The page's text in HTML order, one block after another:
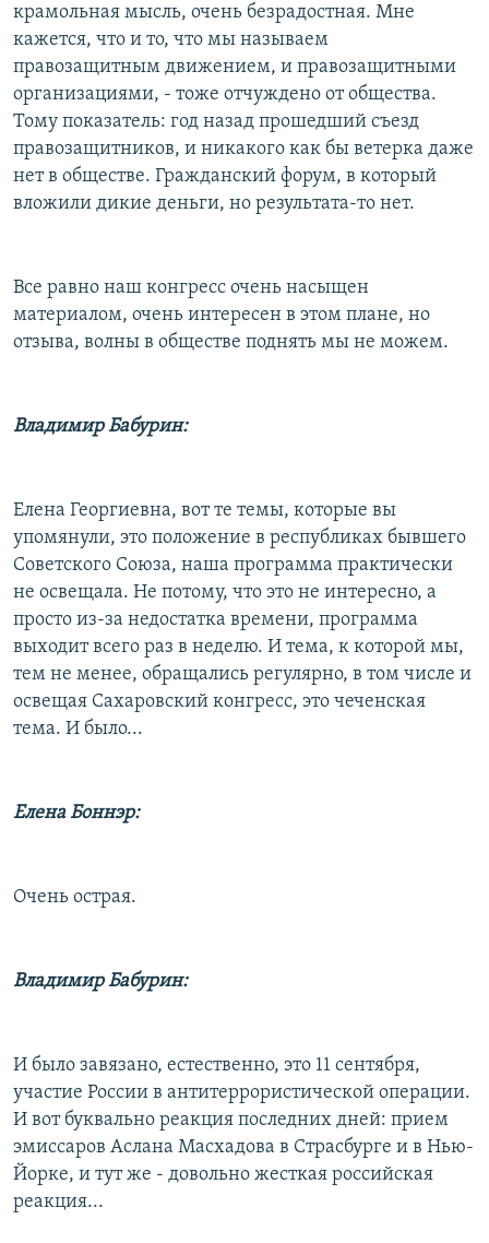
крамольная мысль, очень безрадостная. Мне
кажется, что и то, что мы называем
правозащитным движением, и правозащитными
организациями, - тоже отчуждено от общества.
Тому показатель: год назад прошедший съезд
правозащитников, и никакого как бы ветерка даже
нет в обществе. Гражданский форум, в который
вложили дикие деньги, но результата-то нет.
Все равно наш конгресс очень насыщен
материалом, очень интересен в этом плане, но
отзыва, волны в обществе поднять мы не можем.
Владимир Бабурин:
Елена Георгиевна, вот те темы, которые вы
упомянули, это положение в республиках бывшего
Советского Союза, наша программа практически
не освещала. Не потому, что это не интересно, а
просто из-за недостатка времени, программа
выходит всего раз в неделю. И тема, к которой мы,
тем не менее, обращались регулярно, в том числе и
освещая Сахаровский конгресс, это чеченская
тема. И было...
Елена Боннэр:
Очень острая.
Владимир Бабурин:
И было завязано, естественно, это 11 сентября,
участие России в антитеррористической операции.
И вот буквально реакция последних дней: прием
эмиссаров Аслана Масхадова в Страсбурге и в Нью-
Йорке, и тут же - довольно жесткая российская
реакция...